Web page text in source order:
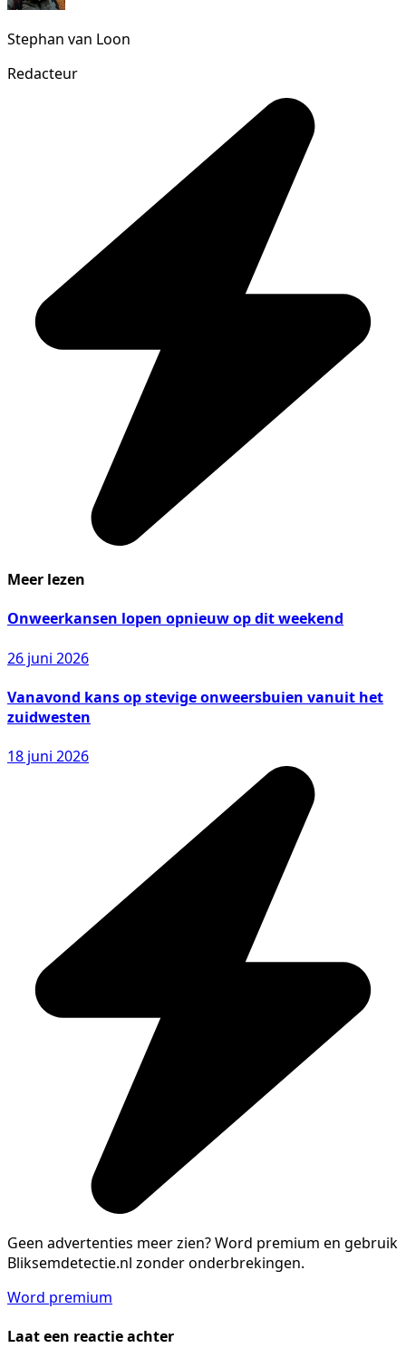
Stephan van Loon
Redacteur
Meer lezen
Onweerkansen lopen opnieuw op dit weekend
26 juni 2026
Vanavond kans op stevige onweersbuien vanuit het
zuidwesten
18 juni 2026
Geen advertenties meer zien?Word premium en gebruik
Bliksemdetectie.nl zonder onderbrekingen.
Word premium
Laat een reactie achter